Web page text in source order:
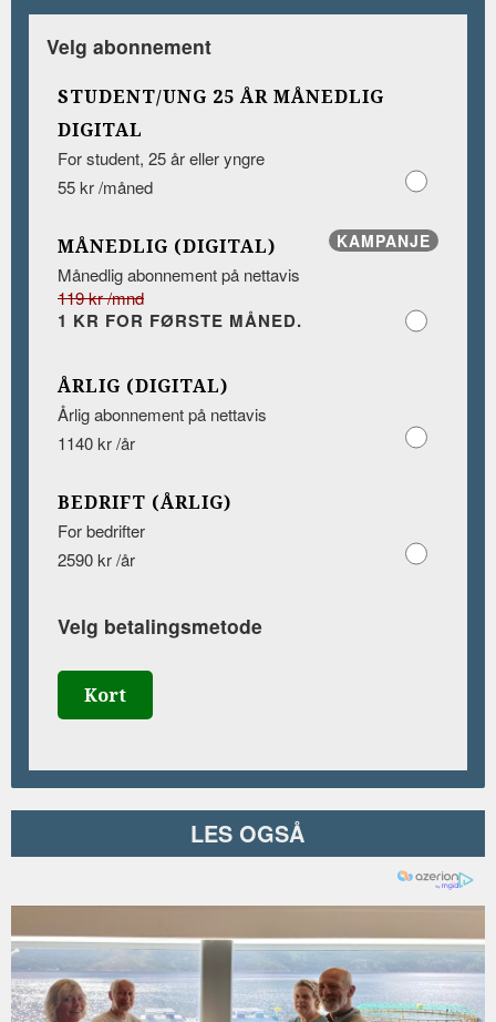
Velg abonnement
STUDENT/UNG 25 ÅR MÅNEDLIG
DIGITAL
For student, 25 år eller yngre
55 kr /måned
KAMPANJE
MÅNEDLIG (DIGITAL)
Månedlig abonnement på nettavis
119 kr /mnd
1 KR FOR FØRSTE MÅNED.
ÅRLIG (DIGITAL)
Årlig abonnement på nettavis
1140 kr /år
BEDRIFT (ÅRLIG)
For bedrifter
2590 kr /år
Velg betalingsmetode
Kort
LES OGSÅ